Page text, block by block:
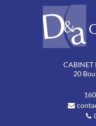
CABINET
20